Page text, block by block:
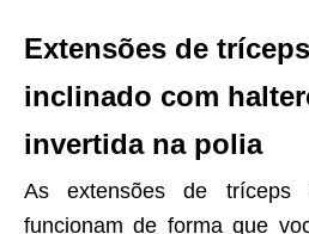
Extensões de
inclinado com
invertida na polia
As extensões de tríceps
funcionam de forma que